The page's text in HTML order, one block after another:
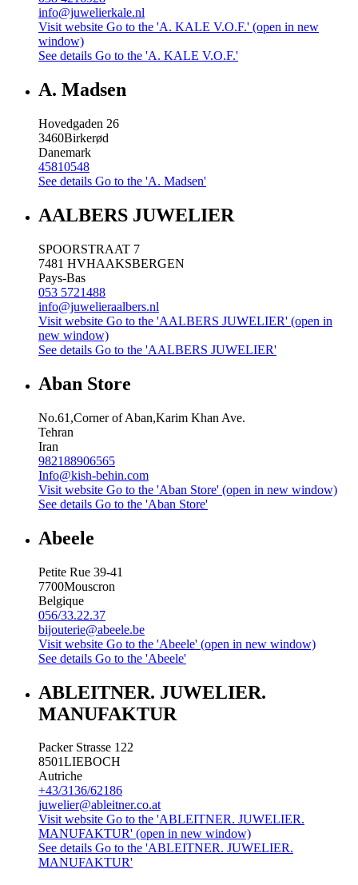
info@juwelierkale.nl
Visit website Go to the 'A. KALE V.O.F.' (open in new
window)
See details Go to the 'A. KALE V.O.F.'
A. Madsen
Hovedgaden 26
3460Birkerød
Danemark
45810548
See details Go to the 'A. Madsen'
AALBERS JUWELIER
SPOORSTRAAT 7
7481 HVHAAKSBERGEN
Pays-Bas
053 5721488
info@juwelieraalbers.nl
Visit website Go to the 'AALBERS JUWELIER' (open in
new window)
See details Go to the 'AALBERS JUWELIER'
Aban Store
No.61,Corner of Aban,Karim Khan Ave.
Tehran
Iran
982188906565
Info@kish-behin.com
Visit website Go to the 'Aban Store' (open in new window)
See details Go to the 'Aban Store'
Abeele
Petite Rue 39-41
7700Mouscron
Belgique
056/33.22.37
bijouterie@abeele.be
Visit website Go to the 'Abeele' (open in new window)
See details Go to the 'Abeele'
ABLEITNER. JUWELIER.
MANUFAKTUR
Packer Strasse 122
8501LIEBOCH
Autriche
+43/3136/62186
juwelier@ableitner.co.at
Visit website Go to the 'ABLEITNER. JUWELIER.
MANUFAKTUR' (open in new window)
See details Go to the 'ABLEITNER. JUWELIER.
MANUFAKTUR'